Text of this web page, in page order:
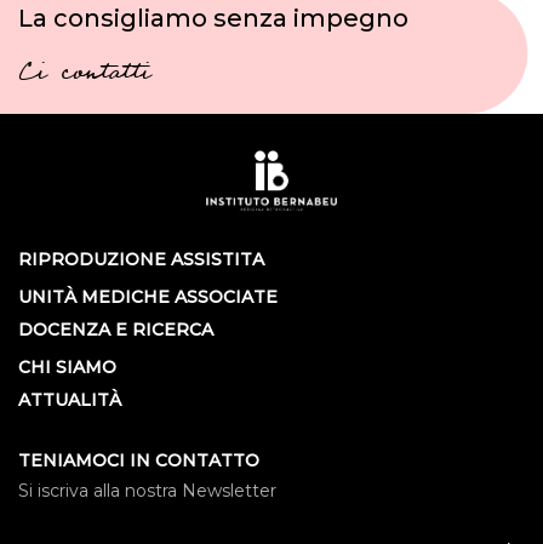
La consigliamo senza impegno
Ci contatti
RIPRODUZIONE ASSISTITA
UNITÀ MEDICHE ASSOCIATE
DOCENZA E RICERCA
CHI SIAMO
ATTUALITÀ
TENIAMOCI IN CONTATTO
Si iscriva alla nostra Newsletter